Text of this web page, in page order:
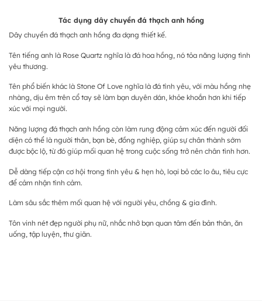
Tác dụng dây chuyền đá thạch anh hồng
Dây chuyền đá thạch anh hồng đa dạng thiết kế.
Tên tiếng anh là Rose Quartz nghĩa là đá hoa hồng, nó tỏa năng lượng tình
yêu thương.
Tên phổ biến khác là Stone Of Love nghĩa là đá tình yêu, với màu hồng nhẹ
nhàng, dịu êm trên cổ tay sẽ làm bạn duyên dán, khỏe khoắn hơn khi tiếp
xúc với mọi người.
Năng lượng đá thạch anh hồng còn làm rung động cảm xúc đến người đối
diện có thể là người thân, bạn bè, đồng nghiệp, giúp sự chân thành sớm
được bộc lộ, từ đó giúp mối quan hệ trong cuộc sống trở nên chân tình hơn.
Dễ dàng tiếp cận cơ hội trong tình yêu & hẹn hò, loại bỏ các lo âu, tiêu cực
để cảm nhận tình cảm.
Làm sâu sắc thêm mối quan hệ với người yêu, chồng & gia đình.
Tôn vinh nét đẹp người phụ nữ, nhắc nhở bạn quan tâm đến bản thân, ăn
uống, tập luyện, thư giãn.